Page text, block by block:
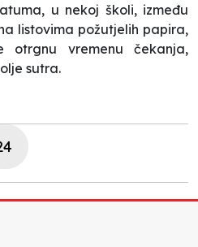
u nekoj školi, između
listovima požutjelih papira,
otrgnu vremenu čekanja,
sutra.